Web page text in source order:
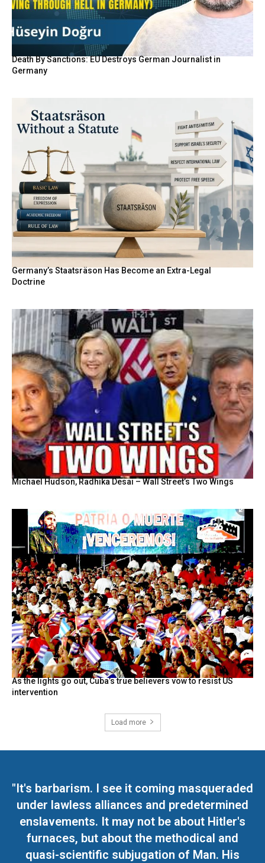
Death By Sanctions: EU Destroys German Journalist in
Germany
Germany’s Staatsräson Has Become an Extra-Legal
Doctrine
Michael Hudson, Radhika Desai – Wall Street’s Two Wings
As the lights go out, Cuba’s true believers vow to resist US
intervention
Load more
"It's barbarism. I see it coming masqueraded
under lawless alliances and predetermined
enslavements. It may not be about Hitler's
furnaces, but about the methodical and
quasi-scientific subjugation of Man. His